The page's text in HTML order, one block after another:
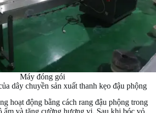
Máy đóng gói
dây chuyền sản xuất thanh kẹo đậu phộng
hoạt động bằng cách rang đậu phộng trong